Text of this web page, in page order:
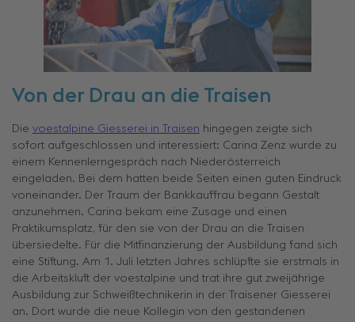
Von der Drau an die Traisen
Die voestalpine Giesserei in Traisen hingegen zeigte sich
sofort aufgeschlossen und interessiert: Carina Zenz wurde zu
einem Kennenlerngespräch nach Niederösterreich
eingeladen. Bei dem hatten beide Seiten einen guten Eindruck
voneinander. Der Traum der Bankkauffrau begann Gestalt
anzunehmen. Carina bekam eine Zusage und einen
Praktikumsplatz, für den sie von der Drau an die Traisen
übersiedelte. Für die Mitfinanzierung der Ausbildung fand sich
eine Stiftung. Am 1. Juli letzten Jahres schlüpfte sie erstmals in
die Arbeitskluft der voestalpine und trat ihre gut zweijährige
Ausbildung zur Schweißtechnikerin in der Traisener Giesserei
an. Dort wurde die neue Kollegin von den gestandenen